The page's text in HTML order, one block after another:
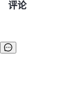
评论